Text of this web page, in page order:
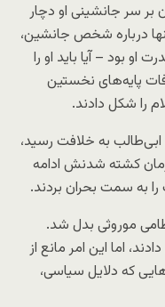
بر سر جانشینی او دچار
درباره شخص جانشین،
او بود – آیا باید او را
پایه‌های نخستین
را شکل دادند.
به خلافت رسید،
کشته شدنش ادامه
به سمت بحران بردند.
موروثی بدل شد.
اما این امر مانع از
که دلایل سیاسی،